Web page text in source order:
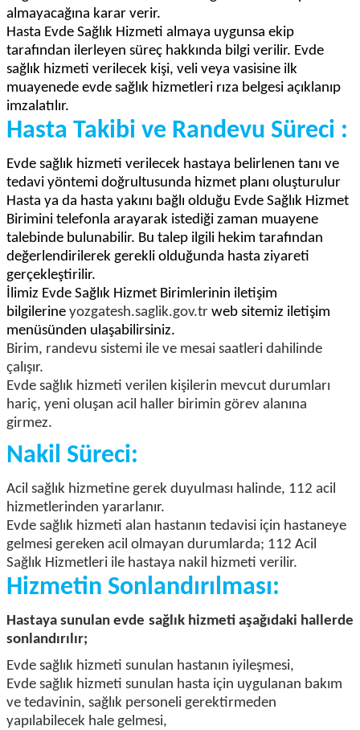
almayacağına karar verir.
Hasta Evde Sağlık Hizmeti almaya uygunsa ekip
tarafından ilerleyen süreç hakkında bilgi verilir. Evde
sağlık hizmeti verilecek kişi, veli veya vasisine ilk
muayenede evde sağlık hizmetleri rıza belgesi açıklanıp
imzalatılır.
Hasta Takibi ve Randevu Süreci :
Evde sağlık hizmeti verilecek hastaya belirlenen tanı ve
tedavi yöntemi doğrultusunda hizmet planı oluşturulur
Hasta ya da hasta yakını bağlı olduğu Evde Sağlık Hizmet
Birimini telefonla arayarak istediği zaman muayene
talebinde bulunabilir. Bu talep ilgili hekim tarafından
değerlendirilerek gerekli olduğunda hasta ziyareti
gerçekleştirilir.
İlimiz Evde Sağlık Hizmet Birimlerinin iletişim
bilgilerine yozgatesh.saglik.gov.tr web sitemiz iletişim
menüsünden ulaşabilirsiniz.
Birim, randevu sistemi ile ve mesai saatleri dahilinde
çalışır.
Evde sağlık hizmeti verilen kişilerin mevcut durumları
hariç, yeni oluşan acil haller birimin görev alanına
girmez.
Nakil Süreci:
Acil sağlık hizmetine gerek duyulması halinde, 112 acil
hizmetlerinden yararlanır.
Evde sağlık hizmeti alan hastanın tedavisi için hastaneye
gelmesi gereken acil olmayan durumlarda; 112 Acil
Sağlık Hizmetleri ile hastaya nakil hizmeti verilir.
Hizmetin Sonlandırılması:
Hastaya sunulan evde sağlık hizmeti aşağıdaki hallerde
sonlandırılır;
Evde sağlık hizmeti sunulan hastanın iyileşmesi,
Evde sağlık hizmeti sunulan hasta için uygulanan bakım
ve tedavinin, sağlık personeli gerektirmeden
yapılabilecek hale gelmesi,